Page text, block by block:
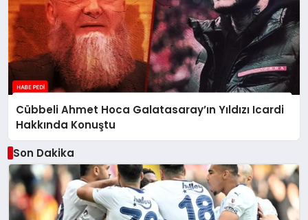
Cübbeli Ahmet Hoca Galatasaray’ın Yıldızı Icardi
Hakkında Konuştu
Son Dakika